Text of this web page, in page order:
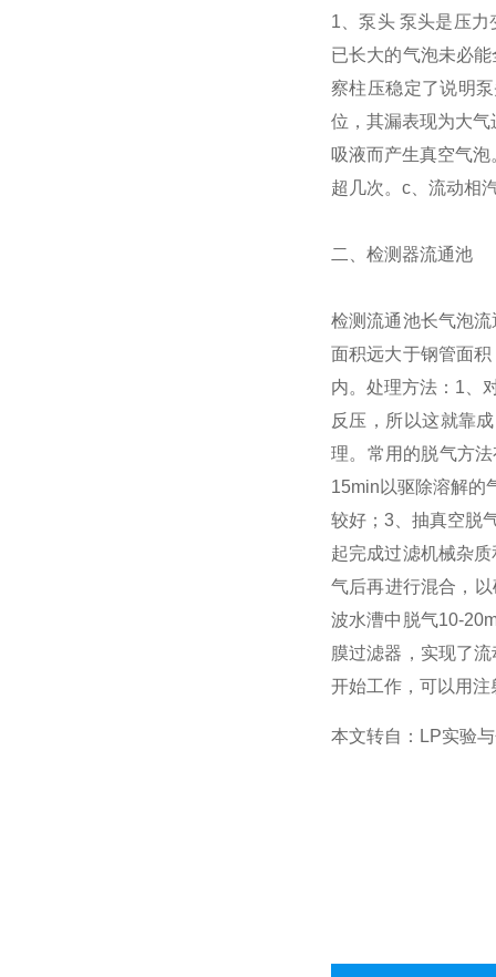
1、泵头 泵头是压
已长大的气泡未必
察柱压稳定了说明
位，其漏表现为大
吸液而产生真空气
超几次。c、流动相
二、检测器流通池
检测流通池长气泡
面积远大于钢管面
内。处理方法：1、
反压，所以这就靠
理。常用的脱气方
15min以驱除溶解的
较好；3、抽真空脱
起完成过滤机械杂
气后再进行混合，
波水漕中脱气10-
膜过滤器，实现了
开始工作，可以用
本文转自：LP实验